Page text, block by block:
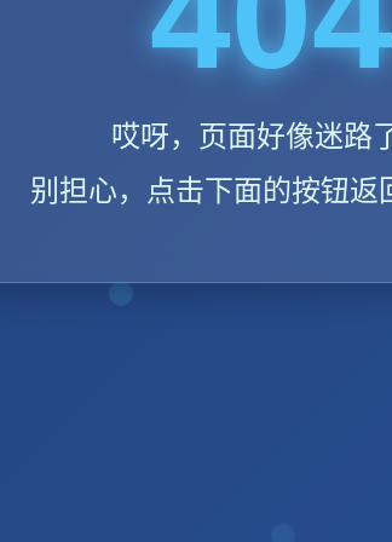
哎呀，页面好像迷路
别担心，点击下面的按钮返